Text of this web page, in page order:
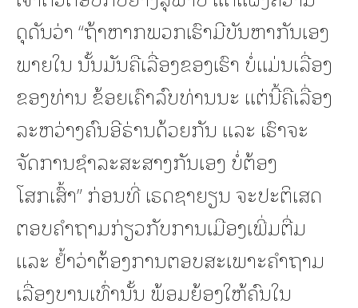
ດຸດັນວ່າ “ຖ້າຫາກພວກເຮົາມີບັນຫາກັນເອງ
ພາຍໃນ ນັ້ນມັນຄືເລື່ອງຂອງເຮົາ ບໍ່ແມ່ນເລື່ອງ
ຂອງທ່ານ ຂ້ອຍເຄົາລົບທ່ານນະ ແຕ່ນີ້ຄືເລື່ອງ
ລະຫວ່າງຄົນອີຣ່ານດ້ວຍກັນ ແລະ ເຮົາຈະ
ຈັດການຊຳລະສະສາງກັນເອງ ບໍ່ຕ້ອງ
ໂສກເສົ້າ” ກ່ອນທີ່ ເຣດຊາຍຽນ ຈະປະຕິເສດ
ຕອບຄຳຖາມກ່ຽວກັບການເມືອງເພີ່ມຕື່ມ
ແລະ ຢ້ຳວ່າຕ້ອງການຕອບສະເພາະຄຳຖາມ
ເລື່ອງບານເທົ່ານັ້ນ ພ້ອມຍ້ອງໃຫ້ຄົນໃນ